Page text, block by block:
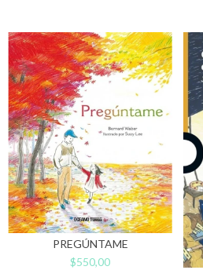
PREGÚNTAME
$550,00